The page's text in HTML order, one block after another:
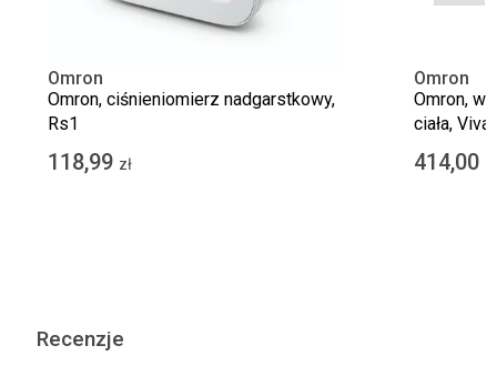
Omron
Omron, ciśnieniomierz nadgarstkowy,
Rs1
118,99 zł
Omron
Omron,
ciała, Viva
414,00
Recenzje